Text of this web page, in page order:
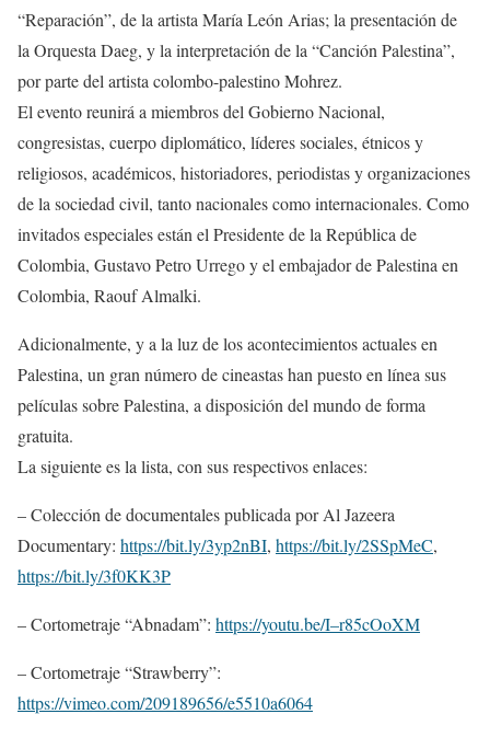
“Reparación”, de la artista María León Arias; la presentación de
la Orquesta Daeg, y la interpretación de la “Canción Palestina”,
por parte del artista colombo-palestino Mohrez.
El evento reunirá a miembros del Gobierno Nacional,
congresistas, cuerpo diplomático, líderes sociales, étnicos y
religiosos, académicos, historiadores, periodistas y organizaciones
de la sociedad civil, tanto nacionales como internacionales. Como
invitados especiales están el Presidente de la República de
Colombia, Gustavo Petro Urrego y el embajador de Palestina en
Colombia, Raouf Almalki.
Adicionalmente, y a la luz de los acontecimientos actuales en
Palestina, un gran número de cineastas han puesto en línea sus
películas sobre Palestina, a disposición del mundo de forma
gratuita.
La siguiente es la lista, con sus respectivos enlaces:
– Colección de documentales publicada por Al Jazeera
Documentary: https://bit.ly/3yp2nBI, https://bit.ly/2SSpMeC,
https://bit.ly/3f0KK3P
– Cortometraje “Abnadam”: https://youtu.be/I–r85cOoXM
– Cortometraje “Strawberry”:
https://vimeo.com/209189656/e5510a6064